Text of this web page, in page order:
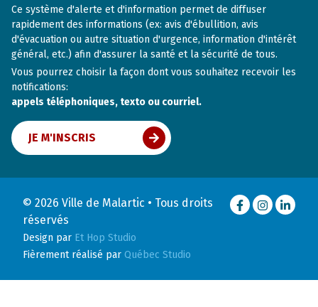
Ce système d'alerte et d'information permet de diffuser
rapidement des informations (ex: avis d'ébullition, avis
d'évacuation ou autre situation d'urgence, information d'intérêt
général, etc.) afin d'assurer la santé et la sécurité de tous.
Vous pourrez choisir la façon dont vous souhaitez recevoir les
notifications:
appels téléphoniques, texto ou courriel.
JE M'INSCRIS
© 2026 Ville de Malartic • Tous droits
réservés
Design par Et Hop Studio
Fièrement réalisé par Québec Studio
Facebook
Instagram